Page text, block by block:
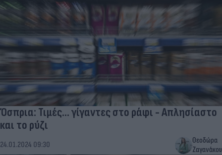
Όσπρια: Τιμές... γίγαντες στο ράφι - Απλησίαστο
και το ρύζι
24.01.2024 09:30
Θεοδώρα
Ζαγανάκου